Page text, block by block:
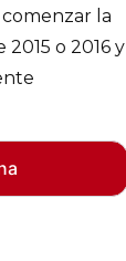
la
o 2016 y